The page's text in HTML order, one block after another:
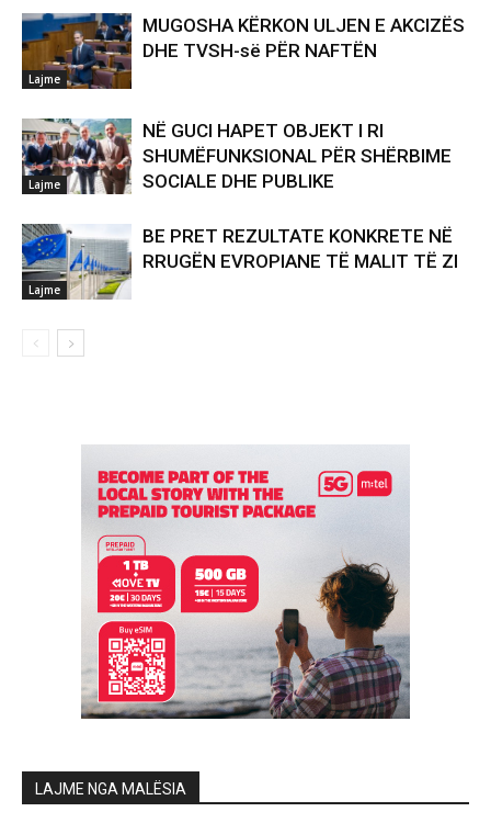
Lajme
MUGOSHA KËRKON ULJEN E AKCIZËS
DHE TVSH-së PËR NAFTËN
Lajme
NË GUCI HAPET OBJEKT I RI
SHUMËFUNKSIONAL PËR SHËRBIME
SOCIALE DHE PUBLIKE
Lajme
BE PRET REZULTATE KONKRETE NË
RRUGËN EVROPIANE TË MALIT TË ZI
LAJME NGA MALËSIA